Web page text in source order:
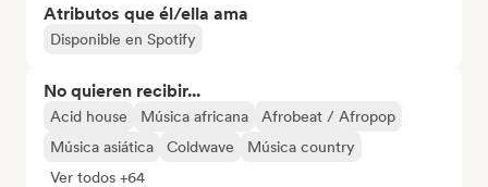
Atributos que él/ella ama
Disponible en Spotify
No quieren recibir...
Acid house Música africana
Afrobeat / Afropop
Música asiática
Coldwave
Música country
Ver todos +64